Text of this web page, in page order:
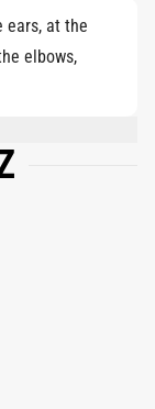
ears, at the
elbows,
VANILLIN,
OIL/EXTRACT,